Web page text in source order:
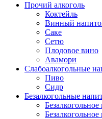
Прочий алкоголь
Коктейль
Винный
Саке
Сетю
Плодовое вино
Авамори
Слабоалкогольные
Пиво
Сидр
Безалкогольные